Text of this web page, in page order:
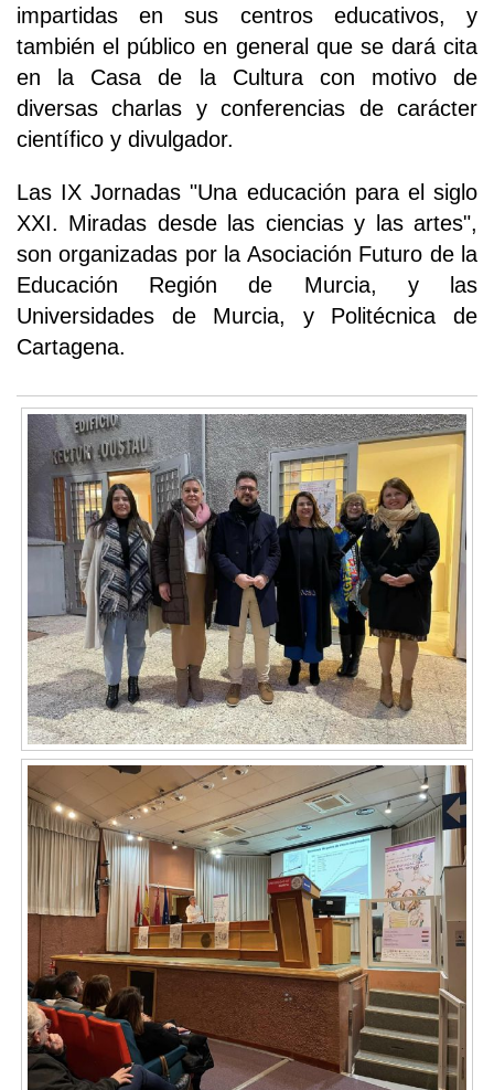
impartidas en sus centros educativos, y
también el público en general que se dará cita
en la Casa de la Cultura con motivo de
diversas charlas y conferencias de carácter
científico y divulgador.
Las IX Jornadas "Una educación para el siglo
XXI. Miradas desde las ciencias y las artes",
son organizadas por la Asociación Futuro de la
Educación Región de Murcia, y las
Universidades de Murcia, y Politécnica de
Cartagena.